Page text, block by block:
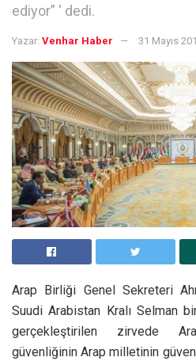
ediyor” ' dedi.
Yazar: Venhar Haber 31 Mayıs
Arap Birliği Genel Sekreteri
Suudi Arabistan Kralı Selman
gerçekleştirilen zirvede
güvenliğinin Arap milletinin